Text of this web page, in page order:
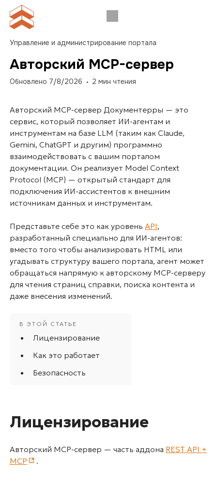
Управление и администрирование портала
Авторский MCP-сервер
Обновлено 7/8/2026 2 мин чтения
Авторский MCP-сервер Документерры — это
сервис, который позволяет ИИ-агентам и
инструментам на базе LLM (таким как Claude,
Gemini, ChatGPT и другим) программно
взаимодействовать с вашим порталом
документации. Он реализует Model Context
Protocol (MCP) — открытый стандарт для
подключения ИИ-ассистентов к внешним
источникам данных и инструментам.
Представьте себе это как уровень API,
разработанный специально для ИИ-агентов:
вместо того чтобы анализировать HTML или
угадывать структуру вашего портала, агент может
обращаться напрямую к авторскому MCP-серверу
для чтения страниц справки, поиска контента и
даже внесения изменений.
Лицензирование
Как это работает
Безопасность
Лицензирование
Авторский MCP-сервер — часть аддона REST API +
MCP
.